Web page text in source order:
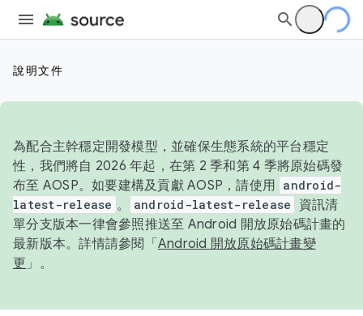
說明文件
為配合主幹穩定開發模型，並確保生態系統的平台穩定
性，我們將自 2026 年起，在第 2 季和第 4 季將原始碼發
布至 AOSP。如要建構及貢獻 AOSP，請使用 android-
latest-release 。 android-latest-release
資訊清
單分支版本一律會參照推送至 Android 開放原始碼計畫的
最新版本。詳情請參閱「 Android 開放原始碼計畫變
更 」。